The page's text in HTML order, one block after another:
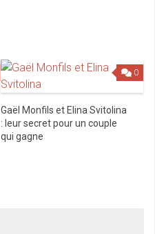
0
Gaël Monfils et Elina Svitolina
: leur secret pour un couple
qui gagne